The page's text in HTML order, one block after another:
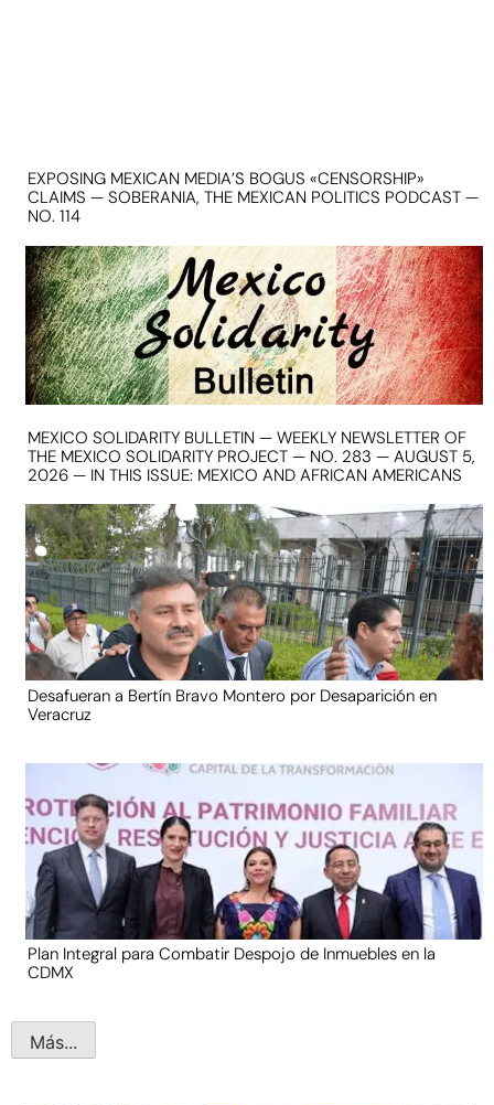
EXPOSING MEXICAN MEDIA’S BOGUS «CENSORSHIP»
CLAIMS — SOBERANIA, THE MEXICAN POLITICS PODCAST —
NO. 114
MEXICO SOLIDARITY BULLETIN — WEEKLY NEWSLETTER OF
THE MEXICO SOLIDARITY PROJECT — NO. 283 — AUGUST 5,
2026 — IN THIS ISSUE: MEXICO AND AFRICAN AMERICANS
Desafueran a Bertín Bravo Montero por Desaparición en
Veracruz
Plan Integral para Combatir Despojo de Inmuebles en la
CDMX
Más...